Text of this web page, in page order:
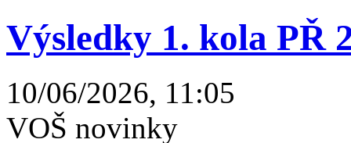
Výsledky 1. kola PŘ
10/06/2026, 11:05
VOŠ novinky